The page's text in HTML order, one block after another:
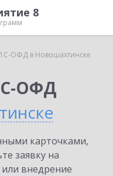
8
1С-ОФД в Новошахтинске
ОФД
карточками,
заявку на
внедрение